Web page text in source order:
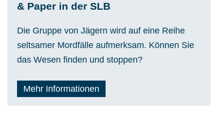
& Paper in der SLB
Die Gruppe von Jägern wird auf eine Reihe
seltsamer Mordfälle aufmerksam. Können Sie
das Wesen finden und stoppen?
Mehr Informationen